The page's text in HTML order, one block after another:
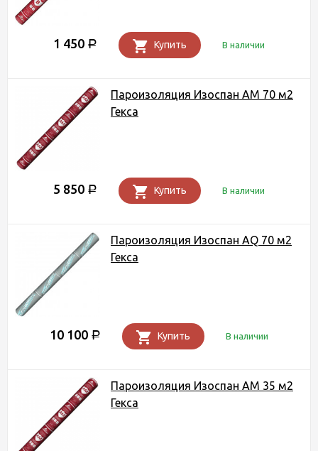
1 450 Р Купить В наличии
Пароизоляция Изоспан AМ 70 м2
Гекса
5 850 Р Купить В наличии
Пароизоляция Изоспан AQ 70 м2
Гекса
10 100 Р Купить В наличии
Пароизоляция Изоспан AM 35 м2
Гекса